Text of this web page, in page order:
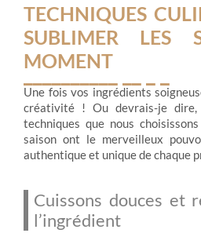
TECHNIQUES
SUBLIMER LES
MOMENT
Une fois vos ingrédients
créativité ! Ou devrais-je
techniques que nous
saison ont le merveilleux
authentique et unique de chaque
Cuissons douces et
l’ingrédient